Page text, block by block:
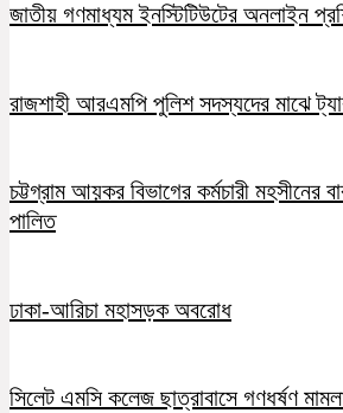
জাতীয় গণমাধ্যম ইনস্টিটিউটের অনলাইন
রাজশাহী আরএমপি পুলিশ সদস্যদের মাঝে
চট্টগ্রাম আয়কর বিভাগের কর্মচারী মহসীনের
পালিত
ঢাকা-আরিচা মহাসড়ক অবরোধ
সিলেট এমসি কলেজ ছাত্রাবাসে গণধর্ষণ